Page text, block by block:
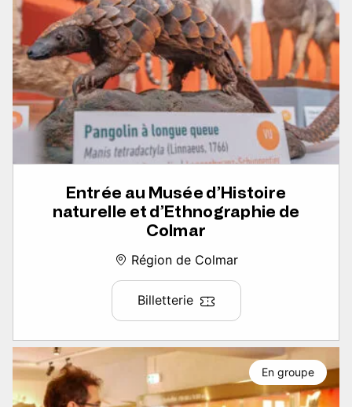
Entrée au Musée d’Histoire
naturelle et d’Ethnographie de
Colmar
Région de Colmar
Billetterie
En groupe